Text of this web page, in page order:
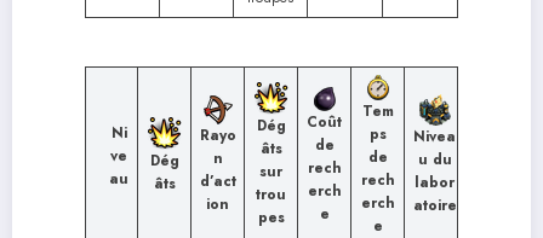
Ni
ve
au
Dég
âts
Rayo
n
d’act
ion
Dég
âts
sur
trou
pes
Coût
de
rech
erch
e
Tem
ps
de
rech
erch
e
Nivea
u du
labor
atoire